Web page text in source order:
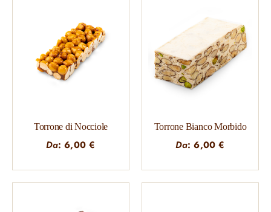
Torrone di Nocciole
Da:6,00€
Torrone Bianco Morbido
Da:6,00€